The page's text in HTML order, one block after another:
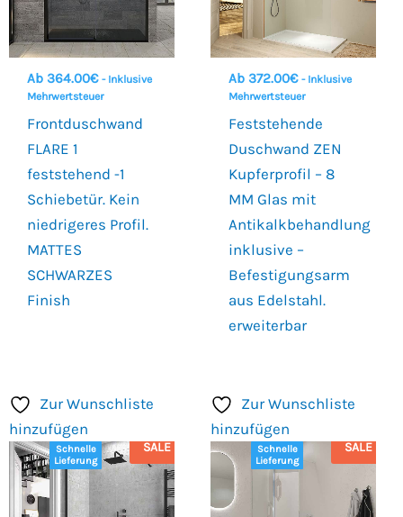
Ab 364.00€ - Inklusive
Mehrwertsteuer
Frontduschwand
FLARE 1
feststehend -1
Schiebetür. Kein
niedrigeres Profil.
MATTES
SCHWARZES
Finish
Ab 372.00€ - Inklusive
Mehrwertsteuer
Feststehende
Duschwand ZEN
Kupferprofil – 8
MM Glas mit
Antikalkbehandlung
inklusive –
Befestigungsarm
aus Edelstahl.
erweiterbar
Zur Wunschliste
hinzufügen
Schnelle
Lieferung
SALE
Zur Wunschliste
hinzufügen
Schnelle
Lieferung
SALE